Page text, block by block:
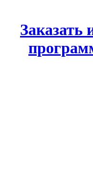
Заказать